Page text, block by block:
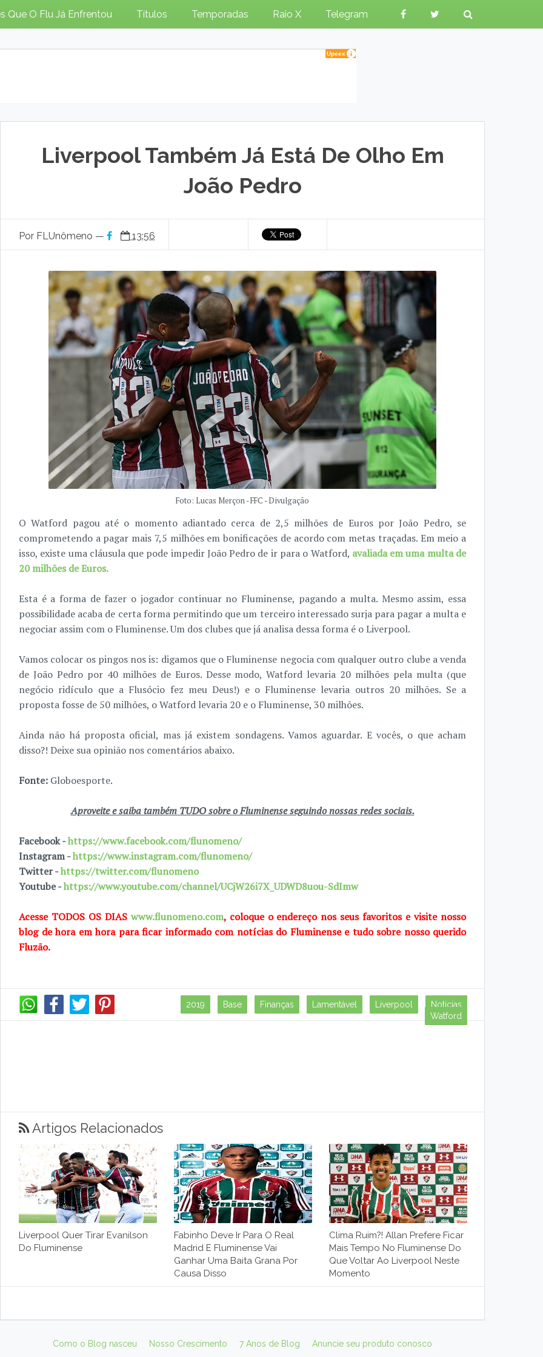
Que O Flu Já Enfrentou Títulos Temporadas Raio X Telegram
Liverpool Também Já Está De Olho Em
João Pedro
Por FLUnômeno — 13:56
Foto: Lucas Merçon - FFC - Divulgação
O Watford pagou até o momento adiantado cerca de 2,5 milhões de Euros por João Pedro, se
comprometendo a pagar mais 7,5 milhões em bonificações de acordo com metas traçadas. Em meio a
isso, existe uma cláusula que pode impedir João Pedro de ir para o Watford, avaliada em uma multa de
20 milhões de Euros.
Esta é a forma de fazer o jogador continuar no Fluminense, pagando a multa. Mesmo assim, essa
possibilidade acaba de certa forma permitindo que um terceiro interessado surja para pagar a multa e
negociar assim com o Fluminense. Um dos clubes que já analisa dessa forma é o Liverpool.
Vamos colocar os pingos nos is: digamos que o Fluminense negocia com qualquer outro clube a venda
de João Pedro por 40 milhões de Euros. Desse modo, Watford levaria 20 milhões pela multa (que
negócio ridículo que a Flusócio fez meu Deus!) e o Fluminense levaria outros 20 milhões. Se a
proposta fosse de 50 milhões, o Watford levaria 20 e o Fluminense, 30 milhões.
Ainda não há proposta oficial, mas já existem sondagens. Vamos aguardar. E vocês, o que acham
disso?! Deixe sua opinião nos comentários abaixo.
Fonte: Globoesporte.
Aproveite e saiba também TUDO sobre o Fluminense seguindo nossas redes sociais.
Facebook -https://www.facebook.com/flunomeno/
Instagram -https://www.instagram.com/flunomeno/
Twitter -https://twitter.com/flunomeno
Youtube -https://www.youtube.com/channel/UCjW26i7X_UDWD8uou-SdImw
Acesse TODOS OS DIAS www.flunomeno.com, coloque o endereço nos seus favoritos e visite nosso
blog de hora em hora para ficar informado com notícias do Fluminense e tudo sobre nosso querido
Fluzão.
2019 Base Finanças Lamentável Liverpool
Notícias
Watford
Artigos Relacionados
Liverpool Quer Tirar Evanilson
Do Fluminense
Fabinho Deve Ir Para O Real
Madrid E Fluminense Vai
Ganhar Uma Baita Grana Por
Causa Disso
Clima Ruim?! Allan Prefere Ficar
Mais Tempo No Fluminense Do
Que Voltar Ao Liverpool Neste
Momento
Como o Blog nasceu Nosso Crescimento 7 Anos de Blog Anuncie seu produto conosco